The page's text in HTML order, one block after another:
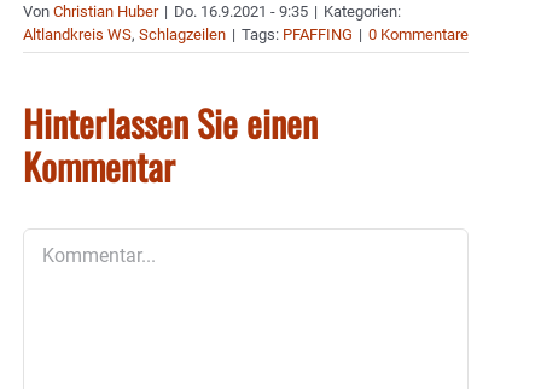
Von Christian Huber | Do. 16.9.2021 - 9:35 | Kategorien:
Altlandkreis WS, Schlagzeilen | Tags: PFAFFING | 0 Kommentare
Hinterlassen Sie einen
Kommentar